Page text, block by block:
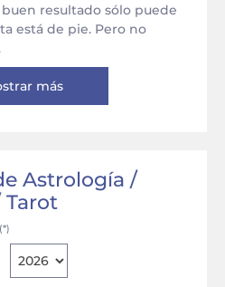
resultado sólo puede
está de pie. Pero no
más
Astrología /
(*)